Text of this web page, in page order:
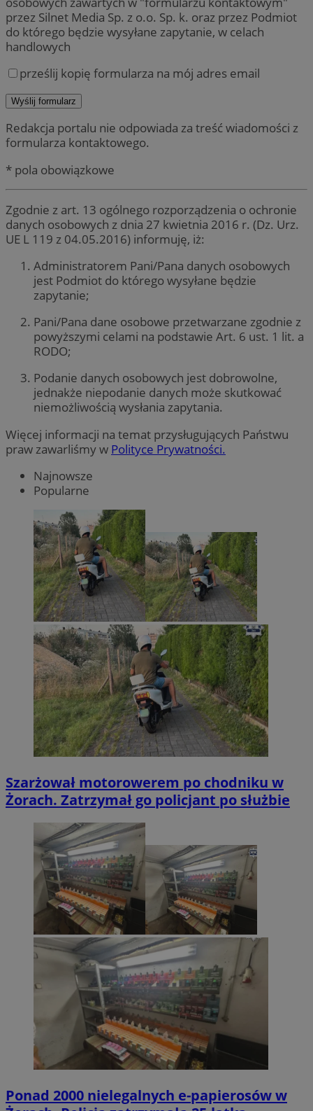
przez Silnet Media Sp. z o.o. Sp. k. oraz przez Podmiot
do którego będzie wysyłane zapytanie, w celach
handlowych
prześlij kopię formularza na mój adres email
Redakcja portalu nie odpowiada za treść wiadomości z
formularza kontaktowego.
* pola obowiązkowe
Zgodnie z art. 13 ogólnego rozporządzenia o ochronie
danych osobowych z dnia 27 kwietnia 2016 r. (Dz. Urz.
UE L 119 z 04.05.2016) informuję, iż:
Administratorem Pani/Pana danych osobowych
jest Podmiot do którego wysyłane będzie
zapytanie;
Pani/Pana dane osobowe przetwarzane zgodnie z
powyższymi celami na podstawie Art. 6 ust. 1 lit. a
RODO;
Podanie danych osobowych jest dobrowolne,
jednakże niepodanie danych może skutkować
niemożliwością wysłania zapytania.
Więcej informacji na temat przysługujących Państwu
praw zawarliśmy w Polityce Prywatności.
Najnowsze
Popularne
Szarżował motorowerem po chodniku w
Żorach. Zatrzymał go policjant po służbie
Ponad 2000 nielegalnych e-papierosów w